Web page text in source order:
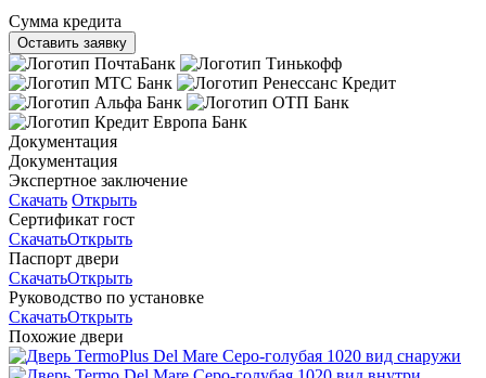
Сумма кредита
Оставить заявку
Документация
Документация
Экспертное заключение
Скачать Открыть
Сертификат гост
СкачатьОткрыть
Паспорт двери
СкачатьОткрыть
Руководство по установке
СкачатьОткрыть
Похожие двери